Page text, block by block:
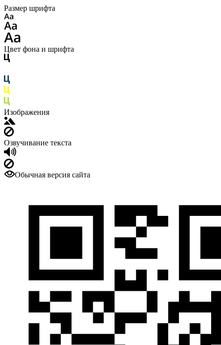
Размер шрифта
Цвет фона и шрифта
Изображения
Озвучивание текста
Обычная версия сайта